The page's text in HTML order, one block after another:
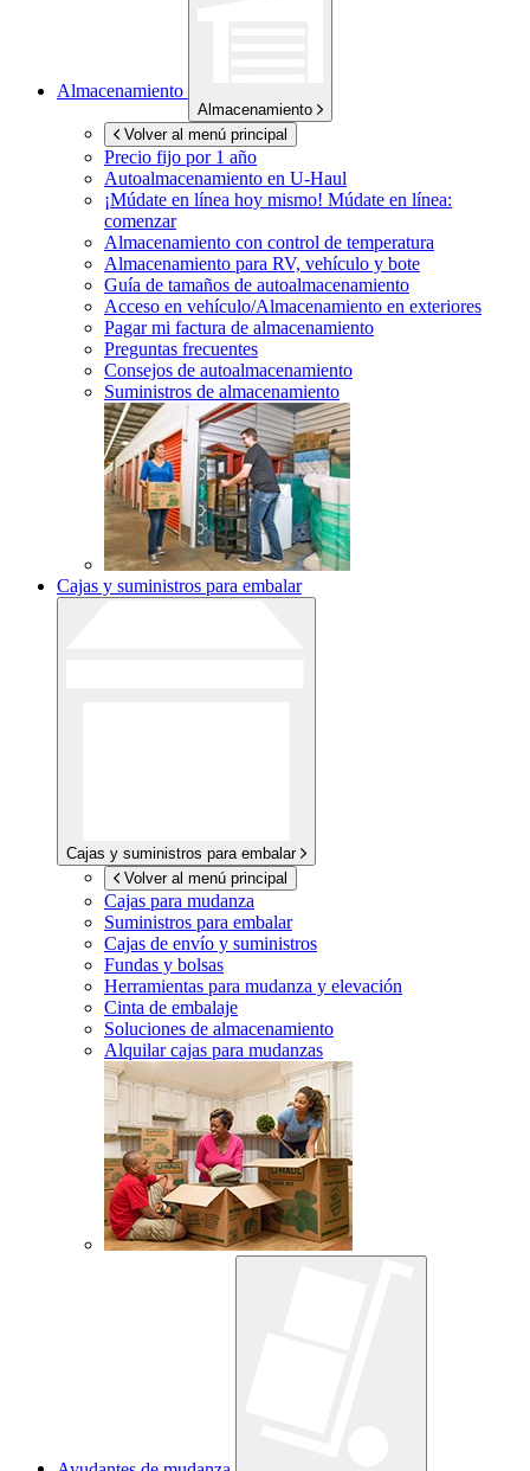
Almacenamiento
Almacenamiento
Volver al menú principal
Precio fijo por 1 año
Autoalmacenamiento en U-Haul
¡Múdate en línea hoy mismo! Múdate en línea:
comenzar
Almacenamiento con control de temperatura
Almacenamiento para RV, vehículo y bote
Guía de tamaños de autoalmacenamiento
Acceso en vehículo/Almacenamiento en exteriores
Pagar mi factura de almacenamiento
Preguntas frecuentes
Consejos de autoalmacenamiento
Suministros de almacenamiento
Cajas y suministros para embalar
Cajas y suministros para embalar
Volver al menú principal
Cajas para mudanza
Suministros para embalar
Cajas de envío y suministros
Fundas y bolsas
Herramientas para mudanza y elevación
Cinta de embalaje
Soluciones de almacenamiento
Alquilar cajas para mudanzas